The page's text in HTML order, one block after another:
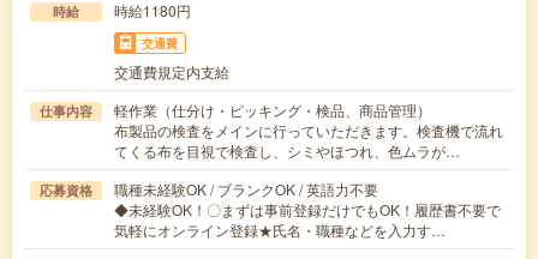
時給 時給1180円
交通費
交通費規定内支給
仕事内容
軽作業（仕分け・ピッキング・検品、商品管理）
布製品の検査をメインに行っていただきます。検査機で流れ
てくる布を目視で検査し、シミやほつれ、色ムラが…
応募資格
職種未経験OK / ブランクOK / 英語力不要
◆未経験OK！〇まずは事前登録だけでもOK！履歴書不要で
気軽にオンライン登録★氏名・職種などを入力す…